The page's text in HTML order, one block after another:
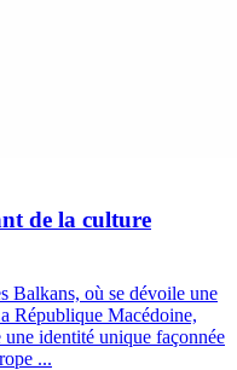
de la culture
Balkans, où se dévoile une
République Macédoine,
identité unique façonnée
...